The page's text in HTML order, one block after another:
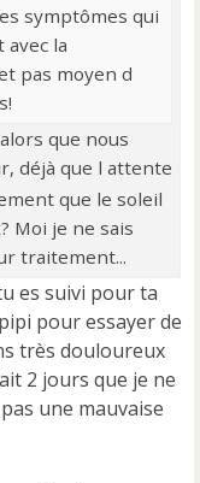
symptômes qui
la
pas moyen d
que nous
déjà que l attente
que le soleil
Moi je ne sais
traitement...
es suivi pour ta
pour essayer de
très douloureux
2 jours que je ne
une mauvaise